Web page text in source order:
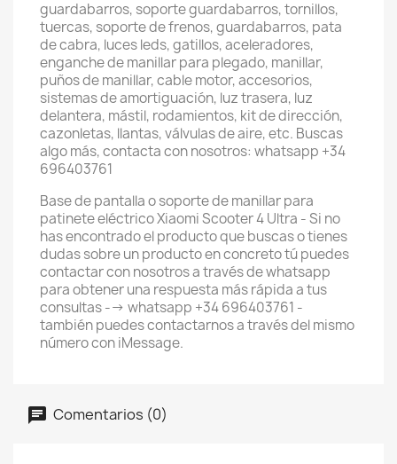
guardabarros, soporte guardabarros, tornillos,
tuercas, soporte de frenos, guardabarros, pata
de cabra, luces leds, gatillos, aceleradores,
enganche de manillar para plegado, manillar,
puños de manillar, cable motor, accesorios,
sistemas de amortiguación, luz trasera, luz
delantera, mástil, rodamientos, kit de dirección,
cazonletas, llantas, válvulas de aire, etc. Buscas
algo más, contacta con nosotros: whatsapp +34
696403761
Base de pantalla o soporte de manillar para
patinete eléctrico Xiaomi Scooter 4 Ultra - Si no
has encontrado el producto que buscas o tienes
dudas sobre un producto en concreto tú puedes
contactar con nosotros a través de whatsapp
para obtener una respuesta más rápida a tus
consultas --> whatsapp +34 696403761 -
también puedes contactarnos a través del mismo
número con iMessage.
Comentarios (0)